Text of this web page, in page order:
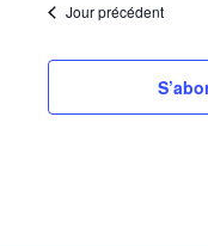
Jour précédent